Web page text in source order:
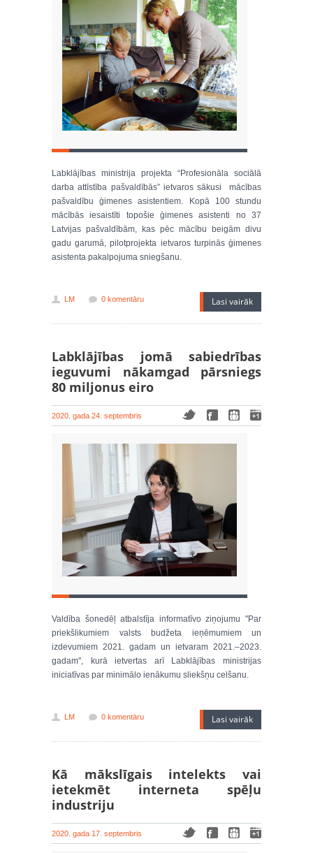
Labklājības ministrija projekta “Profesionāla sociālā
darba attīstība pašvaldībās” ietvaros sākusi mācības
pašvaldību ģimenes asistentiem. Kopā 100 stundu
mācībās iesaistīti topošie ģimenes asistenti no 37
Latvijas pašvaldībām, kas pēc mācību beigām divu
gadu garumā, pilotprojekta ietvaros turpinās ģimenes
asistenta pakalpojuma sniegšanu.
LM 0 komentāru Lasi vairāk
Labklājības jomā sabiedrības
ieguvumi nākamgad pārsniegs
80 miljonus eiro
2020. gada 24. septembris
Valdība šonedēļ atbalstīja informatīvo ziņojumu "Par
priekšlikumiem valsts budžeta ieņēmumiem un
izdevumiem 2021. gadam un ietvaram 2021.–2023.
gadam", kurā ietvertas arī Labklājības ministrijas
iniciatīvas par minimālo ienākumu sliekšņu celšanu.
LM 0 komentāru Lasi vairāk
Kā mākslīgais intelekts vai
ietekmēt interneta spēļu
industriju
2020. gada 17. septembris